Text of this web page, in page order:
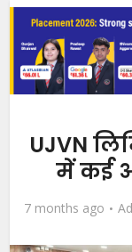
UJVN
में कई
7 months ago